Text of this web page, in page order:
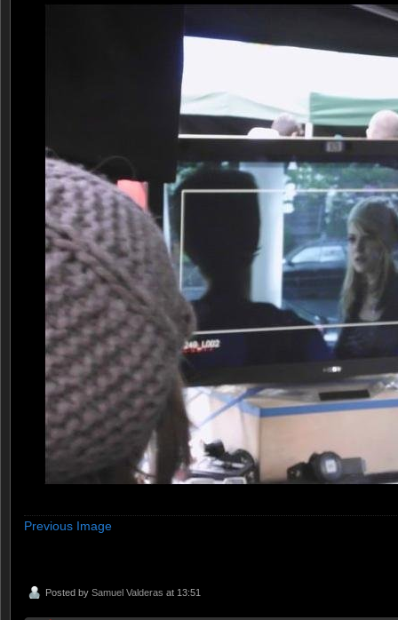
Previous Image
Posted by Samuel Valderas at 13:51